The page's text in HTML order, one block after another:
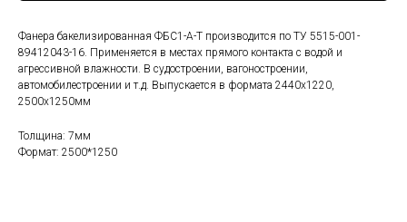
Фанера бакелизированная ФБС1-А-Т производится по ТУ 5515-001-
89412043-16. Применяется в местах прямого контакта с водой и
агрессивной влажности. В судостроении, вагоностроении,
автомобилестроении и т.д. Выпускается в формата 2440х1220,
2500х1250мм
Толщина: 7мм
Формат: 2500*1250